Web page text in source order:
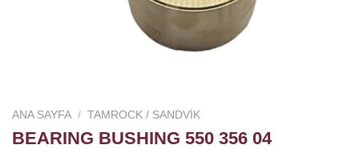
ANA SAYFA / TAMROCK / SANDVIK
BEARING BUSHING 550 356 04